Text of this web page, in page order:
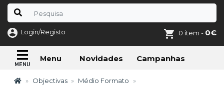
Login/Registo 0 item - 0€
Menu Novidades Campanhas
Objectivas Médio Formato